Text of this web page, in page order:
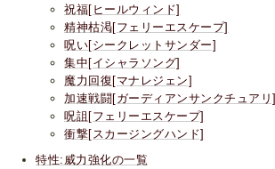
祝福[ヒールウィンド]
精神枯渇[フェリーエスケープ]
呪い[シークレットサンダー]
集中[イシャラソング]
魔力回復[マナレジェン]
加速戦闘[ガーディアンサンクチュアリ]
呪詛[フェリーエスケープ]
衝撃[スカージングハンド]
特性:威力強化の一覧